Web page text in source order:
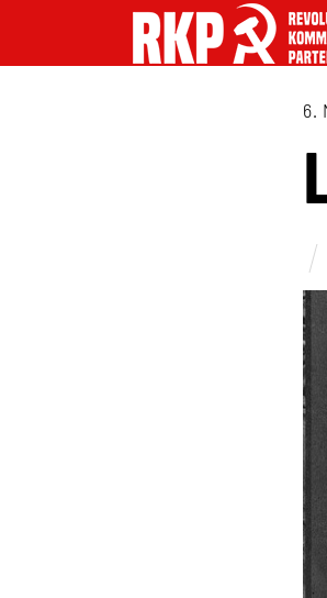
6.